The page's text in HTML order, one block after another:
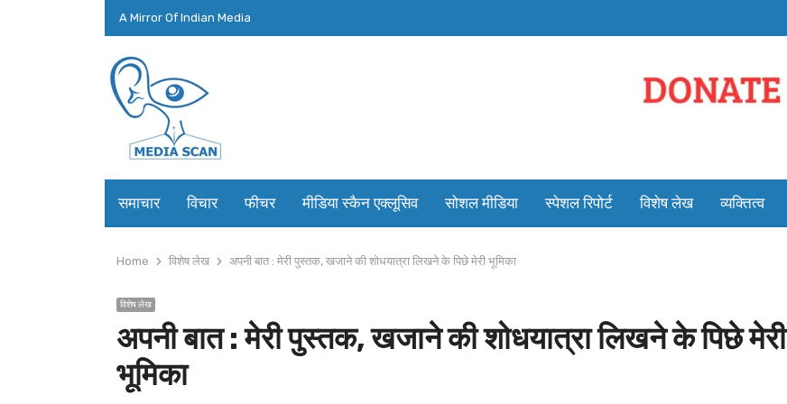
A Mirror Of Indian Media
समाचार विचार फीचर मीडिया स्कैन एक्लूसिव सोशल मीडिया स्पेशल रिपोर्ट विशेष लेख व्यक्तित्व
Home विशेष लेख अपनी बात : मेरी पुस्तक, खजाने की शोधयात्रा लिखने के पिछे मेरी भूमिका
विशेष लेख
अपनी बात : मेरी पुस्तक, खजाने की शोधयात्रा लिखने के पिछे मेरी
भूमिका